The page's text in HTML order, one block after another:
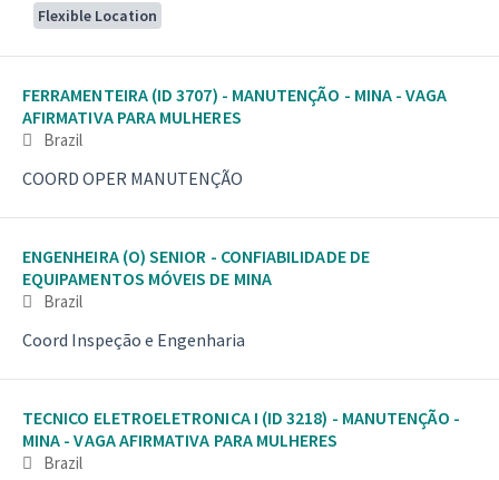
Flexible Location
FERRAMENTEIRA (ID 3707) - MANUTENÇÃO - MINA - VAGA
AFIRMATIVA PARA MULHERES
Brazil
COORD OPER MANUTENÇÃO
ENGENHEIRA (O) SENIOR - CONFIABILIDADE DE
EQUIPAMENTOS MÓVEIS DE MINA
Brazil
Coord Inspeção e Engenharia
TECNICO ELETROELETRONICA I (ID 3218) - MANUTENÇÃO -
MINA - VAGA AFIRMATIVA PARA MULHERES
Brazil